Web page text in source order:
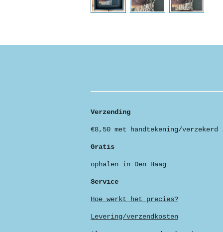
Verzending
€8,50 met handtekening/verzekerd
Gratis
ophalen in Den Haag
Service
Hoe werkt het precies?
Levering/verzendkosten